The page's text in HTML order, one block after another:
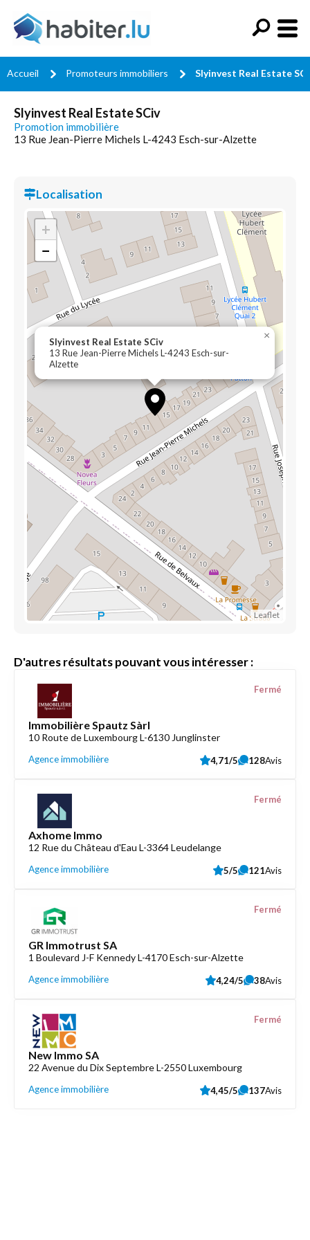
Accueil Promoteurs immobiliers Slyinvest Real Estate
Slyinvest Real Estate SCiv
Promotion immobilière
13 Rue Jean-Pierre Michels L-4243 Esch-sur-Alzette
Localisation
Slyinvest Real Estate SCiv
13 Rue Jean-Pierre Michels L-4243 Esch-sur-
Alzette
×
+
−
Leaflet
D'autres résultats pouvant vous intéresser :
Immobilière Spautz Sàrl
10 Route de Luxembourg L-6130 Junglinster
Agence immobilière
Fermé
4,71/5 128Avis
Axhome Immo
12 Rue du Château d'Eau L-3364 Leudelange
Agence immobilière
Fermé
5/5 121Avis
GR Immotrust SA
1 Boulevard J-F Kennedy L-4170 Esch-sur-Alzette
Agence immobilière
Fermé
4,24/5 38Avis
New Immo SA
22 Avenue du Dix Septembre L-2550 Luxembourg
Agence immobilière
Fermé
4,45/5 137Avis